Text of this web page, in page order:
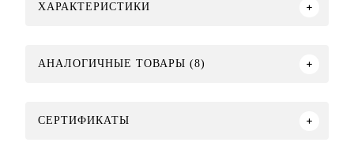
ХАРАКТЕРИСТИКИ
АНАЛОГИЧНЫЕ ТОВАРЫ (8)
СЕРТИФИКАТЫ